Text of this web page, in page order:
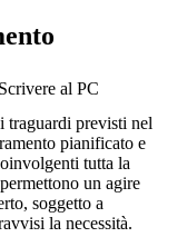
traguardi previsti nel
pianificato e
tutta la
un agire
soggetto a
la necessità.